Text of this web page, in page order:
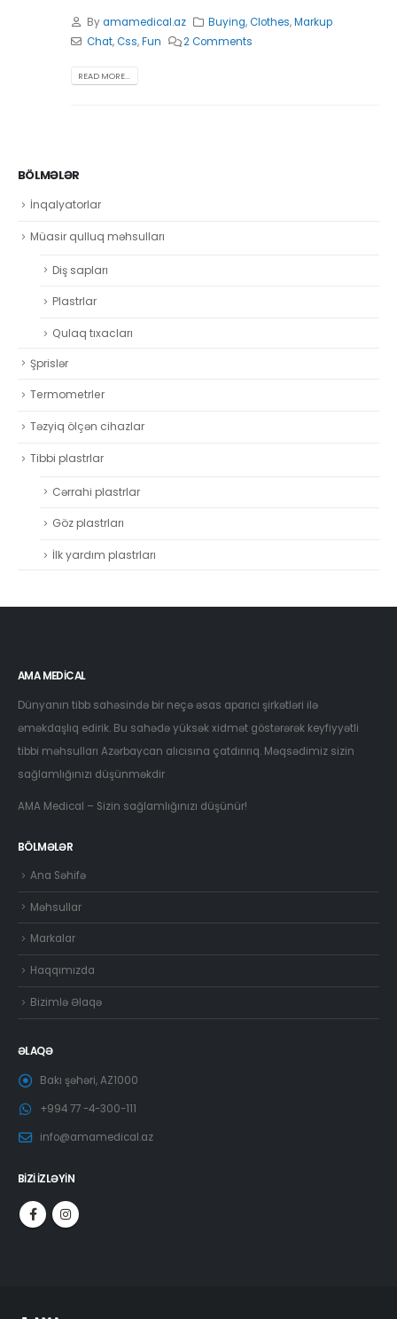
Byamamedical.az Buying,Clothes,Markup
Chat,Css,Fun 2 Comments
READ MORE...
BÖLMƏLƏR
İnqalyatorlar
Müasir qulluq məhsulları
Diş sapları
Plastrlar
Qulaq tıxacları
Şprislər
Termometrler
Təzyiq ölçən cihazlar
Tibbi plastrlar
Cərrahi plastrlar
Göz plastrları
İlk yardım plastrları
AMA MEDICAL
Dünyanın tibb sahəsində bir neçə əsas aparıcı şirkətləri ilə
əməkdaşlıq edirik. Bu sahədə yüksək xidmət göstərərək keyfiyyətli
tibbi məhsulları Azərbaycan alıcısına çatdırırıq. Məqsədimiz sizin
sağlamlığınızı düşünməkdir
AMA Medical – Sizin sağlamlığınızı düşünür!
BÖLMƏLƏR
Ana Səhifə
Məhsullar
Markalar
Haqqımızda
Bizimlə Əlaqə
ƏLAQƏ
Bakı şəhəri, AZ1000
+994 77 -4-300-111
info@amamedical.az
BİZİ İZLƏYİN